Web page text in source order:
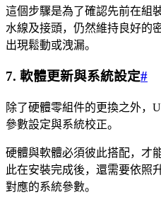
這個步驟是為了確認先前在組
水線及接頭，仍然維持良好的
出現鬆動或洩漏。
7. 軟體更新與系統設定#
除了硬體零組件的更換之外，
參數設定與系統校正。
硬體與軟體必須彼此搭配，才
此在安裝完成後，還需要依照
對應的系統參數。